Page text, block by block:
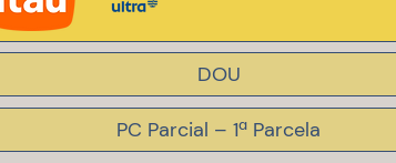
DOU
PC Parcial – 1ª Parcela